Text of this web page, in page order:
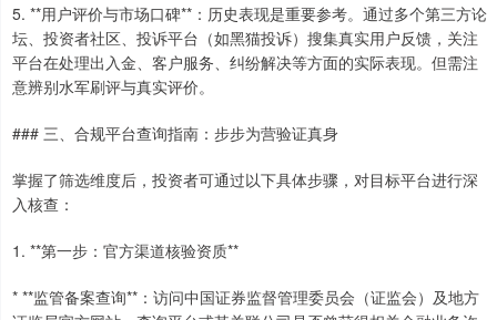
5. **用户评价与市场口碑**：历史表现是重要参考。通过多个第三方论
坛、投资者社区、投诉平台（如黑猫投诉）搜集真实用户反馈，关注
平台在处理出入金、客户服务、纠纷解决等方面的实际表现。但需注
意辨别水军刷评与真实评价。
### 三、合规平台查询指南：步步为营验证真身
掌握了筛选维度后，投资者可通过以下具体步骤，对目标平台进行深
入核查：
1. **第一步：官方渠道核验资质**
* **监管备案查询**：访问中国证券监督管理委员会（证监会）及地方